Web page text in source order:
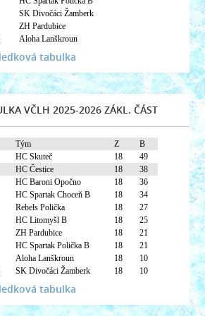
SK Divočáci Žamberk
ZH Pardubice
Aloha Lanškroun
tabulka
VČLH 2025-2026 ZÁKL. ČÁST
Tým Z
B
HC Skuteč 18
49
HC Čestice 18
38
HC Baroni Opočno 18
36
HC Spartak Choceň B 18
34
Rebels Polička 18
27
HC Litomyšl B 18
25
ZH Pardubice 18
21
HC Spartak Polička B 18
21
Aloha Lanškroun 18
10
SK Divočáci Žamberk 18 10
tabulka